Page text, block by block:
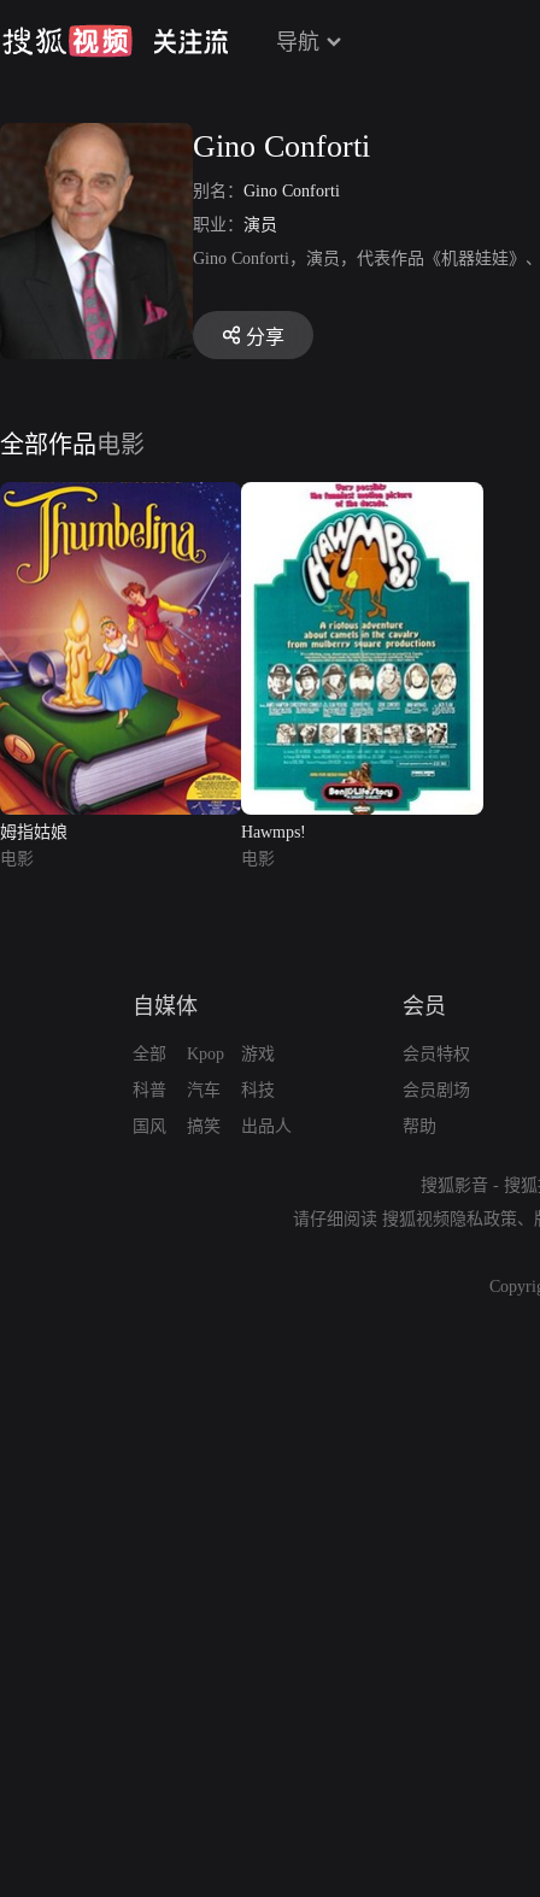
导航
Gino Conforti
别名： Gino Conforti
职业： 演员
Gino Conforti，演员，代表作品《机器娃娃》
分享
全部作品电影
姆指姑娘
电影
Hawmps!
电影
自媒体
全部
科普
国风
Kpop
汽车
搞笑
游戏
科技
出品人
会员
会员特权
会员剧场
帮助
搜狐影音 - 搜
请仔细阅读 搜狐视频隐私政策、